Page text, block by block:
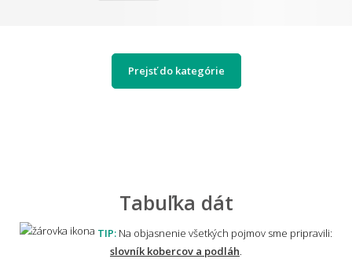
Prejsť do kategórie
Tabuľka dát
TIP: Na objasnenie všetkých pojmov sme pripravili:
slovník kobercov a podláh